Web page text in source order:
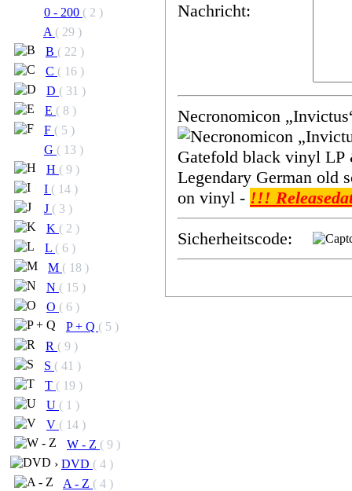
0 - 200 ( 2 )
A ( 29 )
B ( 22 )
C ( 16 )
D ( 31 )
E ( 8 )
F ( 5 )
G ( 13 )
H ( 9 )
I ( 14 )
J ( 3 )
K ( 2 )
L ( 6 )
M ( 18 )
N ( 15 )
O ( 6 )
P + Q ( 5 )
R ( 9 )
S ( 41 )
T ( 19 )
U ( 1 )
V ( 14 )
W - Z ( 9 )
› DVD ( 4 )
A - Z ( 4 )
Nachricht:
Necronomicon
Gatefold black vinyl LP & Poster ~ lim.
Legendary German old
on vinyl - !!!
Sicherheitscode: